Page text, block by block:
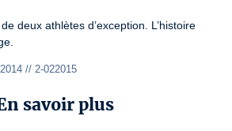
deux athlètes d’exception. L’histoire
// 2-022015
savoir plus